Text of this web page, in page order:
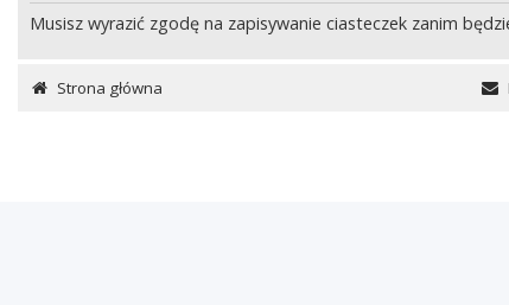
Musisz wyrazić zgodę na zapisywanie ciasteczek zanim
Strona główna